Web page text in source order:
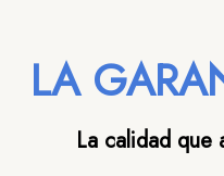
LA
La calidad que